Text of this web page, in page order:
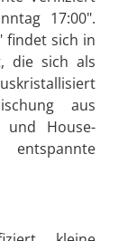
17:00".
findet sich in
die sich als
aus
und House-